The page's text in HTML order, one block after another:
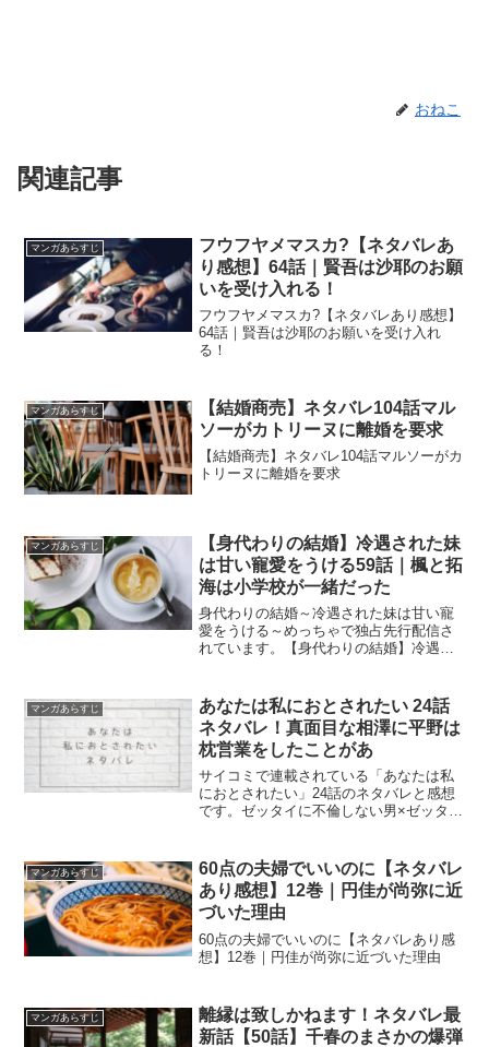
おねこ
関連記事
マンガあらすじ
フウフヤメマスカ?【ネタバレあ
り感想】64話｜賢吾は沙耶のお願
いを受け入れる！
フウフヤメマスカ?【ネタバレあり感想】
64話｜賢吾は沙耶のお願いを受け入れ
る！
マンガあらすじ
【結婚商売】ネタバレ104話マル
ソーがカトリーヌに離婚を要求
【結婚商売】ネタバレ104話マルソーがカ
トリーヌに離婚を要求
マンガあらすじ
【身代わりの結婚】冷遇された妹
は甘い寵愛をうける59話｜楓と拓
海は小学校が一緒だった
身代わりの結婚～冷遇された妹は甘い寵
愛をうける～めっちゃで独占先行配信さ
れています。【身代わりの結婚】冷遇さ
マンガあらすじ
あなたは私におとされたい 24話
ネタバレ！真面目な相澤に平野は
枕営業をしたことがあ
サイコミで連載されている「あなたは私
におとされたい」24話のネタバレと感想
です。ゼッタイに不倫しない男×ゼッタイ
マンガあらすじ
60点の夫婦でいいのに【ネタバレ
あり感想】12巻｜円佳が尚弥に近
づいた理由
60点の夫婦でいいのに【ネタバレあり感
想】12巻｜円佳が尚弥に近づいた理由
マンガあらすじ
離縁は致しかねます！ネタバレ最
新話【50話】千春のまさかの爆弾